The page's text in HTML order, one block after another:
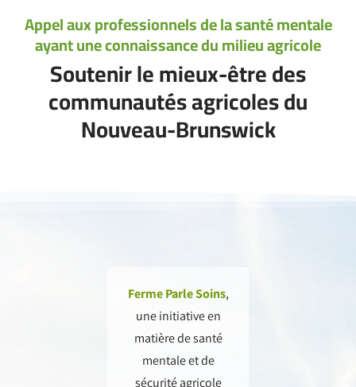
Appel aux professionnels de la santé mentale
ayant une connaissance du milieu agricole
Soutenir le mieux-être des
communautés agricoles du
Nouveau-Brunswick
Ferme Parle Soins,
une initiative en
matière de santé
mentale et de
sécurité agricole